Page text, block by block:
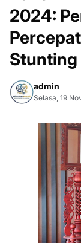
2024:
Stunting
admin
Selasa, 19